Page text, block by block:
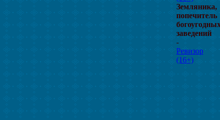
Земляника,
попечитель
заведений
-
Ревизор
(16+)